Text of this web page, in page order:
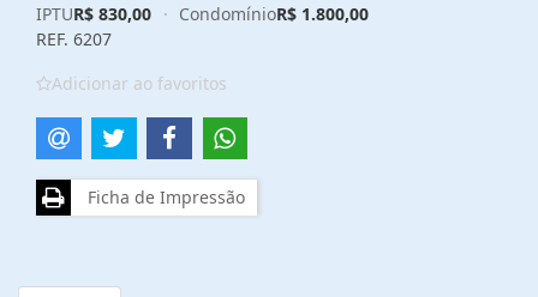
IPTUR$ 830,00 · CondomínioR$ 1.800,00
REF. 6207
Adicionar ao favoritos
Ficha de Impressão